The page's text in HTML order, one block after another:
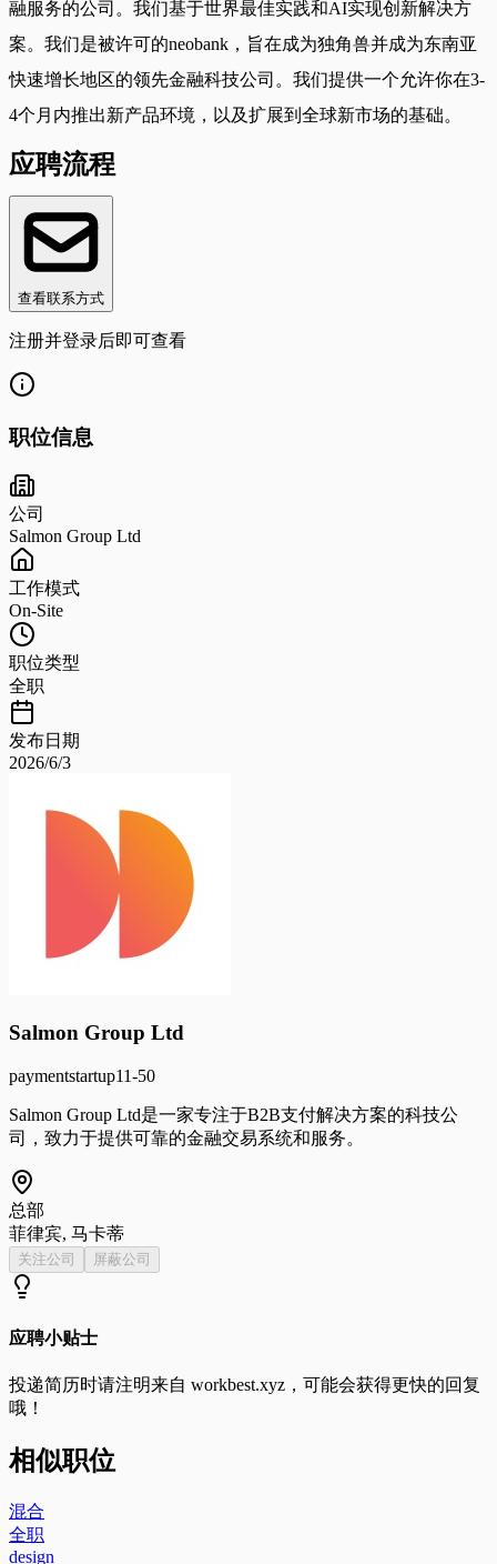
融服务的公司。我们基于世界最佳实践和AI实现创新解决方
案。我们是被许可的neobank，旨在成为独角兽并成为东南亚
快速增长地区的领先金融科技公司。我们提供一个允许你在3-
4个月内推出新产品环境，以及扩展到全球新市场的基础。
应聘流程
查看联系方式
注册并登录后即可查看
职位信息
公司
Salmon Group Ltd
工作模式
On-Site
职位类型
全职
发布日期
2026/6/3
Salmon Group Ltd
paymentstartup11-50
Salmon Group Ltd是一家专注于B2B支付解决方案的科技公
司，致力于提供可靠的金融交易系统和服务。
总部
菲律宾, 马卡蒂
关注公司 屏蔽公司
应聘小贴士
投递简历时请注明来自 workbest.xyz ，可能会获得更快的回复
哦！
相似职位
混合
全职
design